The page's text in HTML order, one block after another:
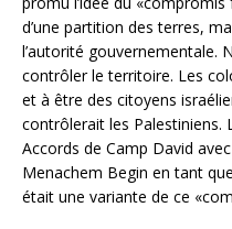
d’une partition des terres,
l’autorité gouvernementale.
contrôler le territoire. Les
et à être des citoyens
contrôlerait les Palestiniens.
Accords de Camp David
Menachem Begin en tant
était une variante de ce